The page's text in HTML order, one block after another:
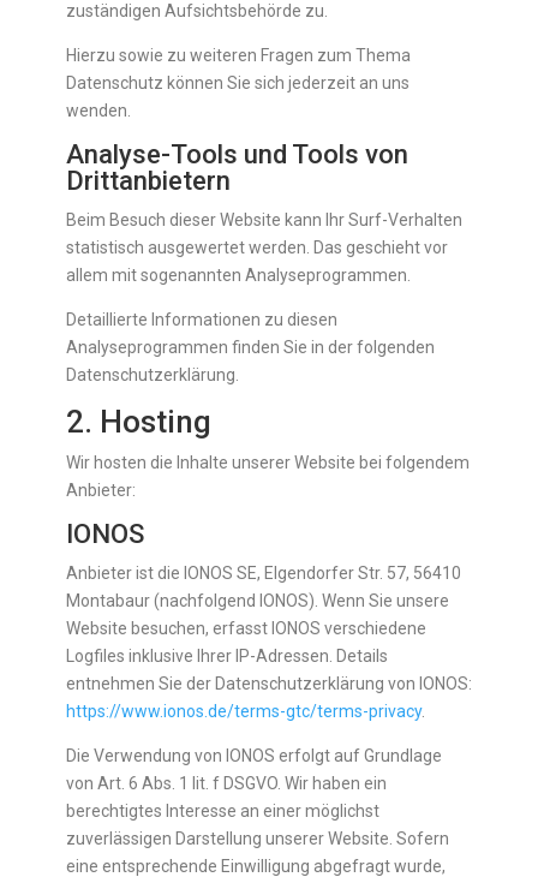
zuständigen Aufsichtsbehörde zu.
Hierzu sowie zu weiteren Fragen zum Thema
Datenschutz können Sie sich jederzeit an uns
wenden.
Analyse-Tools und Tools von
Dritt­anbietern
Beim Besuch dieser Website kann Ihr Surf-Verhalten
statistisch ausgewertet werden. Das geschieht vor
allem mit sogenannten Analyseprogrammen.
Detaillierte Informationen zu diesen
Analyseprogrammen finden Sie in der folgenden
Datenschutzerklärung.
2. Hosting
Wir hosten die Inhalte unserer Website bei folgendem
Anbieter:
IONOS
Anbieter ist die IONOS SE, Elgendorfer Str. 57, 56410
Montabaur (nachfolgend IONOS). Wenn Sie unsere
Website besuchen, erfasst IONOS verschiedene
Logfiles inklusive Ihrer IP-Adressen. Details
entnehmen Sie der Datenschutzerklärung von IONOS:
https://www.ionos.de/terms-gtc/terms-privacy.
Die Verwendung von IONOS erfolgt auf Grundlage
von Art. 6 Abs. 1 lit. f DSGVO. Wir haben ein
berechtigtes Interesse an einer möglichst
zuverlässigen Darstellung unserer Website. Sofern
eine entsprechende Einwilligung abgefragt wurde,